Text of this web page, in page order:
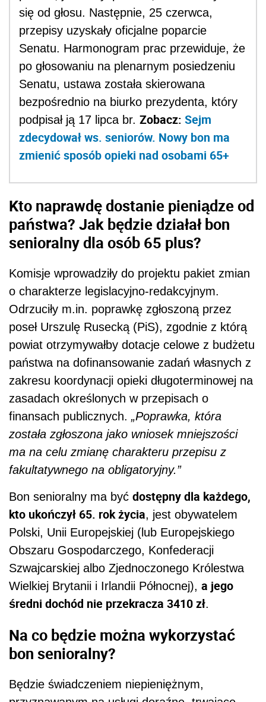
się od głosu. Następnie, 25 czerwca,
przepisy uzyskały oficjalne poparcie
Senatu. Harmonogram prac przewiduje, że
po głosowaniu na plenarnym posiedzeniu
Senatu, ustawa została skierowana
bezpośrednio na biurko prezydenta, który
podpisał ją 17 lipca br. Zobacz: Sejm
zdecydował ws. seniorów. Nowy bon ma
zmienić sposób opieki nad osobami 65+
Kto naprawdę dostanie pieniądze od
państwa? Jak będzie działał bon
senioralny dla osób 65 plus?
Komisje wprowadziły do projektu pakiet zmian
o charakterze legislacyjno-redakcyjnym.
Odrzuciły m.in. poprawkę zgłoszoną przez
poseł Urszulę Rusecką (PiS), zgodnie z którą
powiat otrzymywałby dotacje celowe z budżetu
państwa na dofinansowanie zadań własnych z
zakresu koordynacji opieki długoterminowej na
zasadach określonych w przepisach o
finansach publicznych. „Poprawka, która
została zgłoszona jako wniosek mniejszości
ma na celu zmianę charakteru przepisu z
fakultatywnego na obligatoryjny.”
Bon senioralny ma być dostępny dla każdego,
kto ukończył 65. rok życia, jest obywatelem
Polski, Unii Europejskiej (lub Europejskiego
Obszaru Gospodarczego, Konfederacji
Szwajcarskiej albo Zjednoczonego Królestwa
Wielkiej Brytanii i Irlandii Północnej), a jego
średni dochód nie przekracza 3410 zł.
Na co będzie można wykorzystać
bon senioralny?
Będzie świadczeniem niepieniężnym,